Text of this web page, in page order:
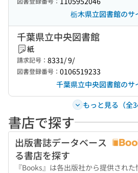
栃木県立図書館の
千葉県立中央図書館
紙
請求記号： 8331/ 9/
図書登録番号： 0106519233
千葉県立中央図書館の
もっと見る（全
書店で探す
出版書誌データベース
る書店を探す
『Books』は各出版社から提供され